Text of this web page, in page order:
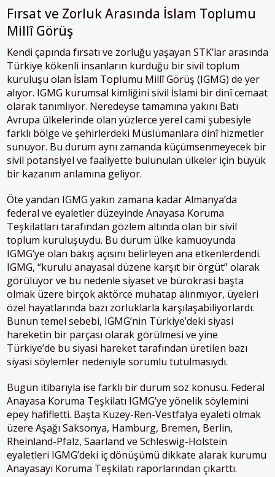
Fırsat ve Zorluk Arasında İslam Toplumu
Millî Görüş
Kendi çapında fırsatı ve zorluğu yaşayan STK’lar arasında
Türkiye kökenli insanların kurduğu bir sivil toplum
kuruluşu olan İslam Toplumu Millî Görüş (IGMG) de yer
alıyor. IGMG kurumsal kimliğini sivil İslami bir dinî cemaat
olarak tanımlıyor. Neredeyse tamamına yakını Batı
Avrupa ülkelerinde olan yüzlerce yerel cami şubesiyle
farklı bölge ve şehirlerdeki Müslümanlara dinî hizmetler
sunuyor. Bu durum aynı zamanda küçümsenmeyecek bir
sivil potansiyel ve faaliyette bulunulan ülkeler için büyük
bir kazanım anlamına geliyor.
Öte yandan IGMG yakın zamana kadar Almanya’da
federal ve eyaletler düzeyinde Anayasa Koruma
Teşkilatları tarafından gözlem altında olan bir sivil
toplum kuruluşuydu. Bu durum ülke kamuoyunda
IGMG’ye olan bakış açısını belirleyen ana etkenlerdendi.
IGMG, “kurulu anayasal düzene karşıt bir örgüt” olarak
görülüyor ve bu nedenle siyaset ve bürokrasi başta
olmak üzere birçok aktörce muhatap alınmıyor, üyeleri
özel hayatlarında bazı zorluklarla karşılaşabiliyorlardı.
Bunun temel sebebi, IGMG’nin Türkiye’deki siyasi
hareketin bir parçası olarak görülmesi ve yine
Türkiye’de bu siyasi hareket tarafından üretilen bazı
siyasi söylemler nedeniyle sorumlu tutulmasıydı.
Bugün itibarıyla ise farklı bir durum söz konusu. Federal
Anayasa Koruma Teşkilatı IGMG’ye yönelik söylemini
epey hafifletti. Başta Kuzey-Ren-Vestfalya eyaleti olmak
üzere Aşağı Saksonya, Hamburg, Bremen, Berlin,
Rheinland-Pfalz, Saarland ve Schleswig-Holstein
eyaletleri IGMG’deki iç dönüşümü dikkate alarak kurumu
Anayasayı Koruma Teşkilatı raporlarından çıkarttı.